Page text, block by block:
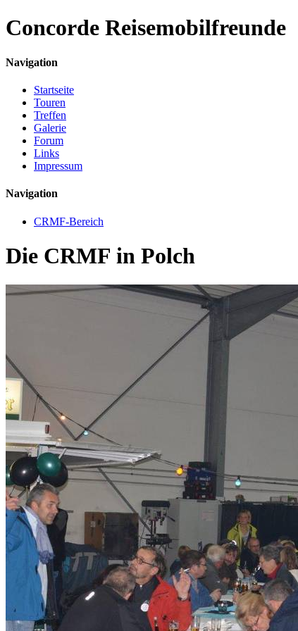
Concorde Reisemobilfreunde
Navigation
Startseite
Touren
Treffen
Galerie
Forum
Links
Impressum
Navigation
CRMF-Bereich
Die CRMF in Polch